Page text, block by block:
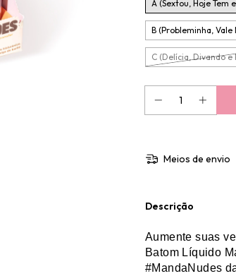
A (Sextou, Hoje Tem
B (Probleminha, Vale
C (Delícia, Divando e
Meios de envio
Descrição
Aumente suas
Batom Líquido
#MandaNudes